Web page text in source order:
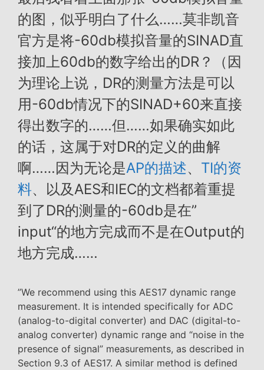
的图，似乎明白了什么……莫非凯音
官方是将-60db模拟音量的SINAD直
接加上60db的数字给出的DR？（因
为理论上说，DR的测量方法是可以
用-60db情况下的SINAD+60来直接
得出数字的……但……如果确实如此
的话，这属于对DR的定义的曲解
啊……因为无论是AP的描述、 TI的资
料、以及AES和IEC的文档都着重提
到了DR的测量的-60db是在”
input“的地方完成而不是在Output的
地方完成……
”We recommend using this AES17 dynamic range
measurement. It is intended specifically for ADC
(analog-to-digital converter) and DAC (digital-to-
analog converter) dynamic range and “noise in the
presence of signal” measurements, as described in
Section 9.3 of AES17. A similar method is defined